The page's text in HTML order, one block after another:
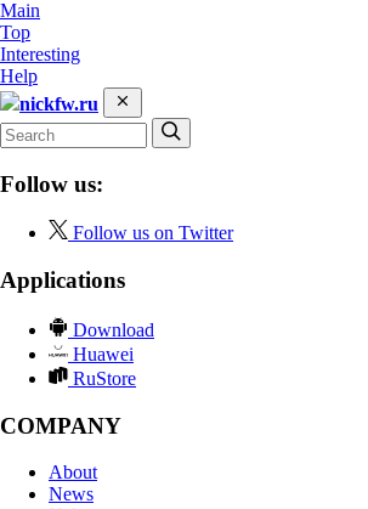
Main
Top
Interesting
Help
nickfw.ru
Follow us:
Follow us on Twitter
Applications
Download
Huawei
RuStore
COMPANY
About
News